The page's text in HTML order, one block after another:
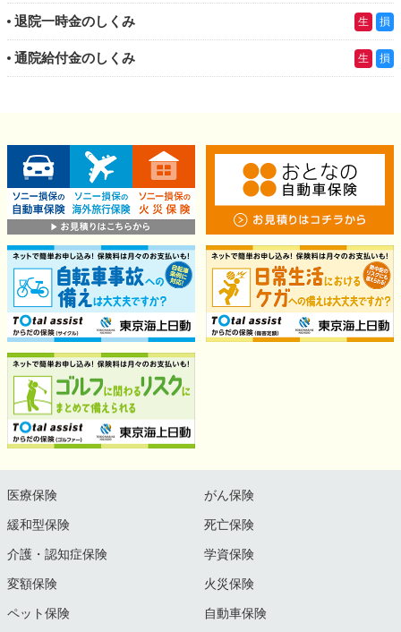
退院一時金のしくみ 生 損
通院給付金のしくみ 生 損
医療保険 がん保険
緩和型保険 死亡保険
介護・認知症保険 学資保険
変額保険 火災保険
ペット保険 自動車保険